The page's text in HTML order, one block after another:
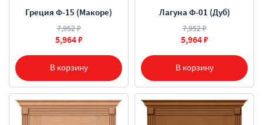
В корзину
Греция Ф-15 (Макоре)
7,952 ₽
5,964 ₽
В корзину
Лагуна Ф-01 (Дуб)
7,952 ₽
5,964 ₽